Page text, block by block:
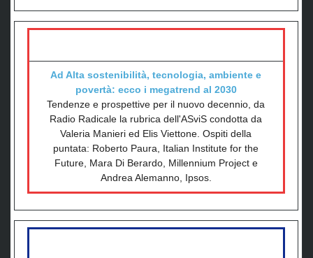
Ad Alta sostenibilità, tecnologia, ambiente e
povertà: ecco i megatrend al 2030
Tendenze e prospettive per il nuovo decennio, da
Radio Radicale la rubrica dell'ASviS condotta da
Valeria Manieri ed Elis Viettone. Ospiti della
puntata: Roberto Paura, Italian Institute for the
Future, Mara Di Berardo, Millennium Project e
Andrea Alemanno, Ipsos.